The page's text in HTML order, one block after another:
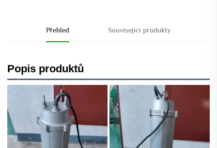
Přehled Související produkty
Popis produktů